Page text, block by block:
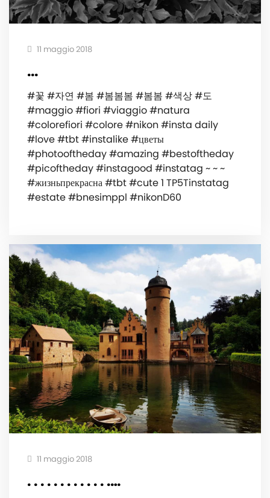
11 maggio 2018
...
#꽃 #자연 #봄 #봄봄봄 #봄봄 #색상 #도
#maggio #fiori #viaggio #natura
#colorefiori #colore #nikon #insta daily
#love #tbt #instalike #цветы
#photooftheday #amazing #bestoftheday
#picoftheday #instagood #instatag ~ ~ ~
#жизньпрекрасна #tbt #cute 1 TP5Tinstatag
#estate #bnesimppl #nikonD60
11 maggio 2018
. . . . . . . . . . . . .…